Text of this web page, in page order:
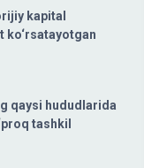
kapital
qaysi hududlarida
tashkil